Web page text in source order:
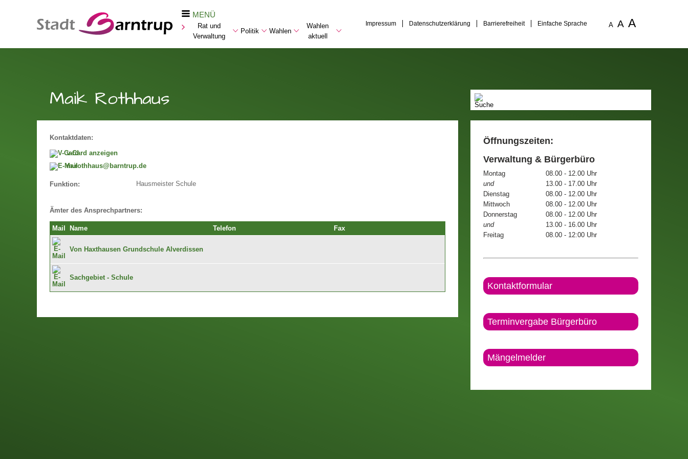
MENÜ
Rat und
Verwaltung
Politik Wahlen
Wahlen
aktuell
Impressum Datenschutzerklärung Barrierefreiheit Einfache Sprache A A A
Maik Rothhaus
Kontaktdaten:
v-Card anzeigen
m.rothhaus@barntrup.de
Funktion: Hausmeister Schule
Ämter des Ansprechpartners:
Mail Name Telefon Fax
Von Haxthausen Grundschule Alverdissen
Sachgebiet - Schule
Öffnungszeiten:
Verwaltung & Bürgerbüro
Montag
08.00 - 12.00 Uhr
und
13.00 - 17.00 Uhr
Dienstag
08.00 - 12.00 Uhr
Mittwoch
08.00 - 12.00 Uhr
Donnerstag
08.00 - 12.00 Uhr
und
13.00 - 16.00 Uhr
Freitag
08.00 - 12:00 Uhr
Kontaktformular
Terminvergabe Bürgerbüro
Mängelmelder